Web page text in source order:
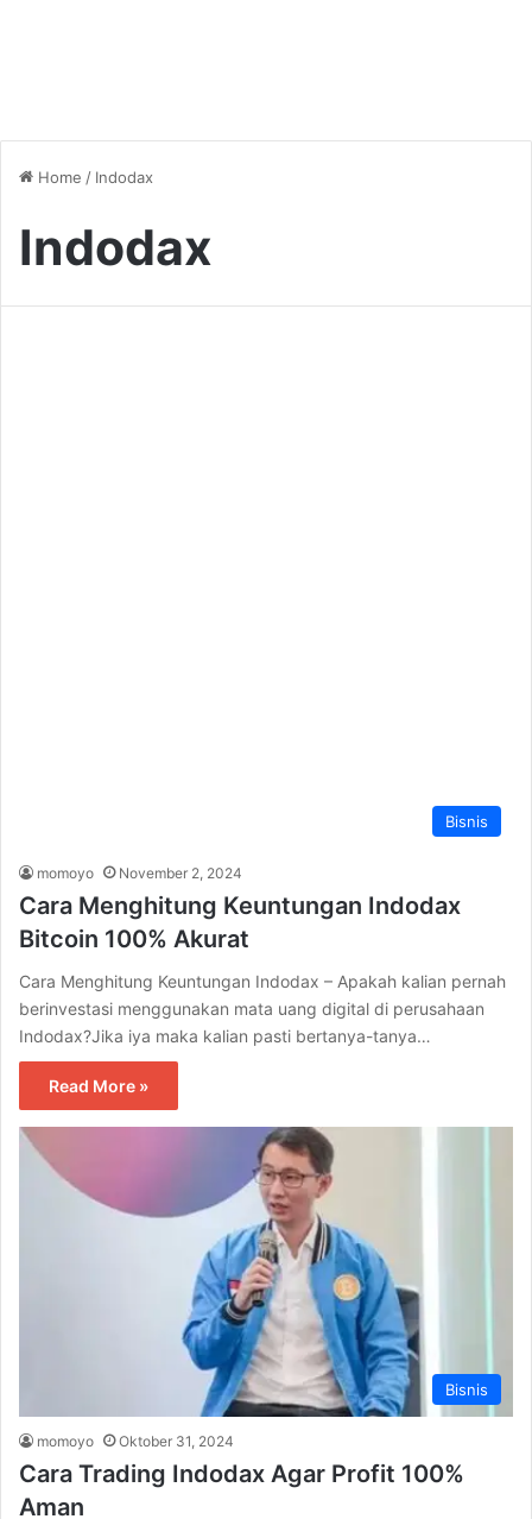
Home / Indodax
Indodax
Bisnis
momoyo November 2, 2024
Cara Menghitung Keuntungan Indodax
Bitcoin 100% Akurat
Cara Menghitung Keuntungan Indodax – Apakah kalian pernah
berinvestasi menggunakan mata uang digital di perusahaan
Indodax?Jika iya maka kalian pasti bertanya-tanya…
Read More »
Bisnis
momoyo Oktober 31, 2024
Cara Trading Indodax Agar Profit 100%
Aman